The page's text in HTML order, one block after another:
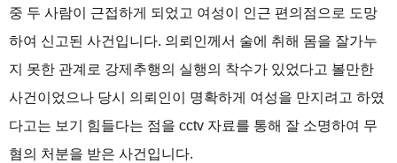
중 두 사람이 근접하게 되었고 여성이 인근 편의점으로 도망
하여 신고된 사건입니다. 의뢰인께서 술에 취해 몸을 잘가누
지 못한 관계로 강제추행의 실행의 착수가 있었다고 볼만한
사건이었으나 당시 의뢰인이 명확하게 여성을 만지려고 하였
다고는 보기 힘들다는 점을 cctv 자료를 통해 잘 소명하여 무
혐의 처분을 받은 사건입니다.